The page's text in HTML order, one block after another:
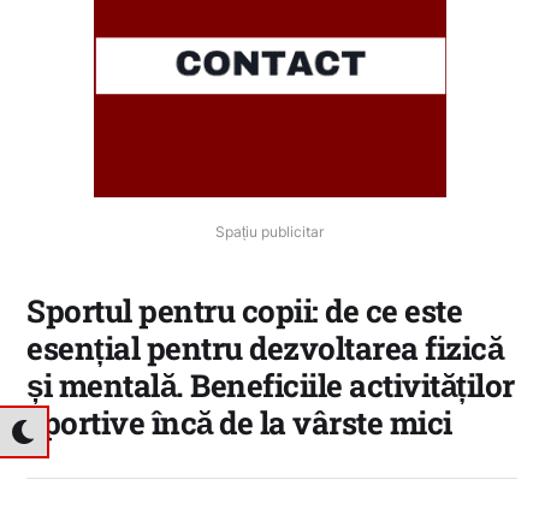
Spațiu publicitar
Sportul pentru copii: de ce este
esențial pentru dezvoltarea fizică
și mentală. Beneficiile activităților
sportive încă de la vârste mici